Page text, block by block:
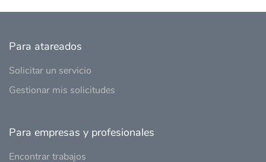
Para atareados
Solicitar un servicio
Gestionar mis solicitudes
Para empresas y profesionales
Encontrar trabajos